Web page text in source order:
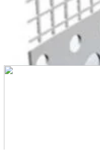
klasyfikowania, wraz z